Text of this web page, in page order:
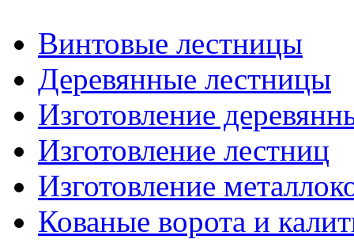
Винтовые лестницы
Деревянные лестницы
Изготовление
Изготовление лестниц
Изготовление
Кованые ворота и